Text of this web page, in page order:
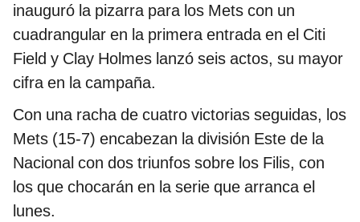
inauguró la pizarra para los Mets con un
cuadrangular en la primera entrada en el Citi
Field y Clay Holmes lanzó seis actos, su mayor
cifra en la campaña.
Con una racha de cuatro victorias seguidas, los
Mets (15-7) encabezan la división Este de la
Nacional con dos triunfos sobre los Filis, con
los que chocarán en la serie que arranca el
lunes.